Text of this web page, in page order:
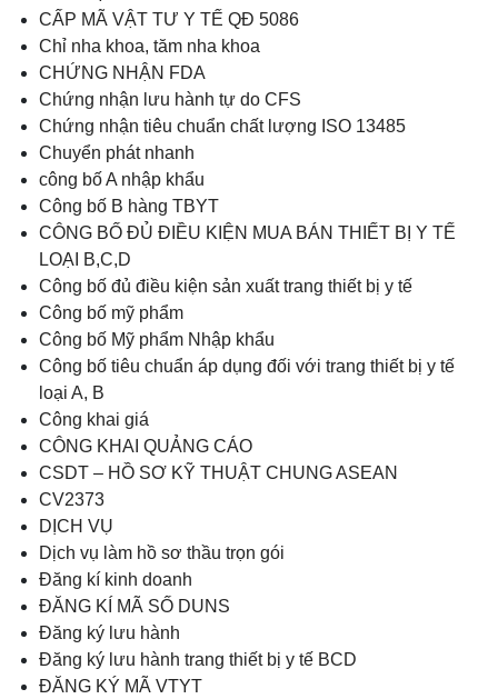
CẤP MÃ VẬT TƯ Y TẾ QĐ 5086
Chỉ nha khoa, tăm nha khoa
CHỨNG NHẬN FDA
Chứng nhận lưu hành tự do CFS
Chứng nhận tiêu chuẩn chất lượng ISO 13485
Chuyển phát nhanh
công bố A nhập khẩu
Công bố B hàng TBYT
CÔNG BỐ ĐỦ ĐIỀU KIỆN MUA BÁN THIẾT BỊ Y TẾ
LOẠI B,C,D
Công bố đủ điều kiện sản xuất trang thiết bị y tế
Công bố mỹ phẩm
Công bố Mỹ phẩm Nhập khẩu
Công bố tiêu chuẩn áp dụng đối với trang thiết bị y tế
loại A, B
Công khai giá
CÔNG KHAI QUẢNG CÁO
CSDT – HỒ SƠ KỸ THUẬT CHUNG ASEAN
CV2373
DỊCH VỤ
Dịch vụ làm hồ sơ thầu trọn gói
Đăng kí kinh doanh
ĐĂNG KÍ MÃ SỐ DUNS
Đăng ký lưu hành
Đăng ký lưu hành trang thiết bị y tế BCD
ĐĂNG KÝ MÃ VTYT